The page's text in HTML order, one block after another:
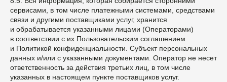
сервисами, в том числе платежными системами, средствами
связи и другими поставщиками услуг, хранится
и обрабатывается указанными лицами (Операторами)
в соответствии с их Пользовательским соглашением
и Политикой конфиденциальности. Субъект персональных
данных и/или с указанными документами. Оператор не несет
ответственность за действия третьих лиц, в том числе
указанных в настоящем пункте поставщиков услуг.